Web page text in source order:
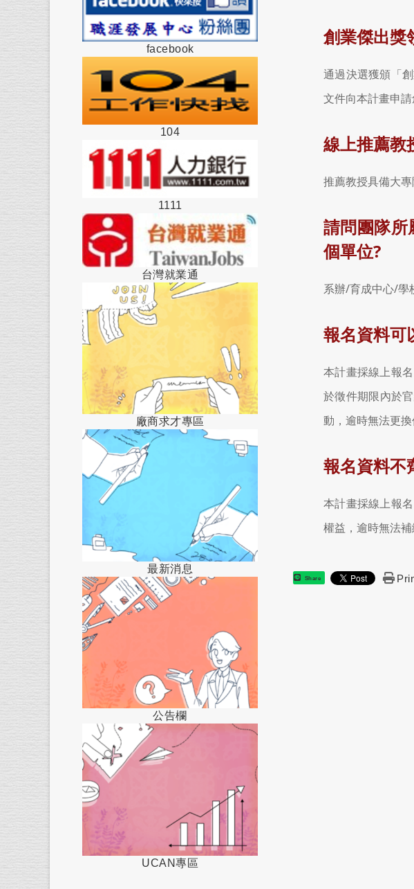
facebook
104
1111
台灣就業通
廠商求才專區
最新消息
公告欄
UCAN專區
創業傑出獎
通過決選獲頒「
文件向本計畫申
線上推薦教
推薦教授具備大
請問團隊所
個單位?
系辦/育成中心/學
報名資料可
本計畫採線上報
於徵件期限內於
動，逾時無法更
報名資料不
本計畫採線上報
權益，逾時無法
Share